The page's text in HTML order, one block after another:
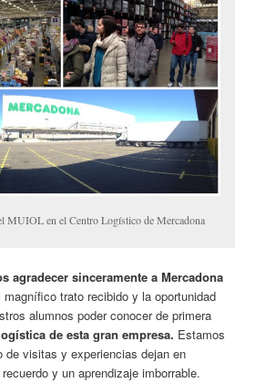
MUIOL en el Centro Logístico de Mercadona
agradecer sinceramente a Mercadona
trato recibido y la oportunidad
alumnos poder conocer de primera
de esta gran empresa. Estamos
de visitas y experiencias dejan en
y un aprendizaje imborrable.